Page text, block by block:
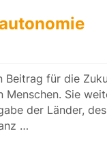
für die
Sie
der Länder,
…